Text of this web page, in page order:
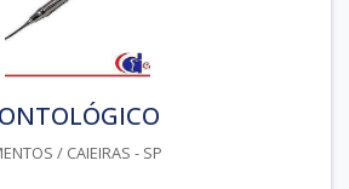
/ CAIEIRAS - SP